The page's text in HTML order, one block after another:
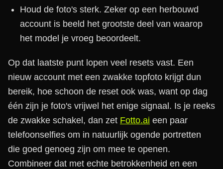
Houd de foto's sterk. Zeker op een herbouwd
account is beeld het grootste deel van waarop
het model je vroeg beoordeelt.
Op dat laatste punt lopen veel resets vast. Een
nieuw account met een zwakke topfoto krijgt dun
bereik, hoe schoon de reset ook was, want op dag
één zijn je foto's vrijwel het enige signaal. Is je reeks
de zwakke schakel, dan zet Fotto.ai een paar
telefoonselfies om in natuurlijk ogende portretten
die goed genoeg zijn om mee te openen.
Combineer dat met echte betrokkenheid en een